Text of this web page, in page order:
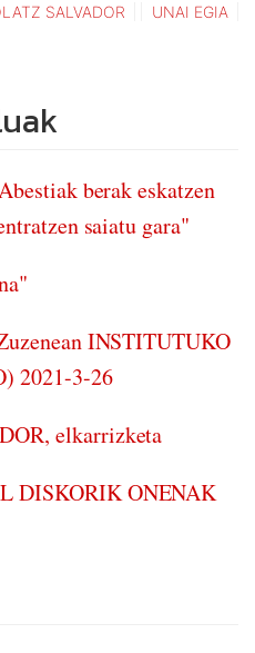
SALVADOR UNAI EGIA
berak eskatzen
saiatu gara"
INSTITUTUKO
2021-3-26
elkarrizketa
DISKORIK ONENAK